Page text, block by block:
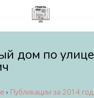
дом по улице
› Публикации за 2014 год